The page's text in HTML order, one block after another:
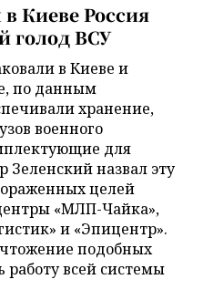
Киеве Россия
голод ВСУ
в Киеве и
по данным
хранение,
военного
для
Зеленский назвал эту
целей
«МЛП-Чайка»,
и «Эпицентр».
подобных
работу всей системы